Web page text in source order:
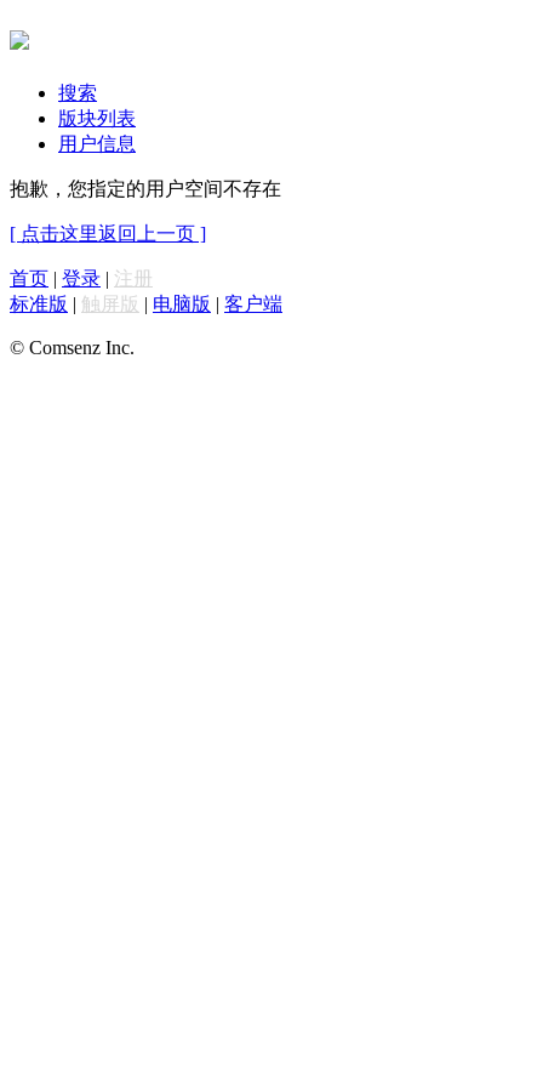
搜索
版块列表
用户信息
抱歉，您指定的用户空间不存在
[ 点击这里返回上一页 ]
首页 | 登录 | 注册
标准版 | 触屏版 | 电脑版 | 客户端
© Comsenz Inc.